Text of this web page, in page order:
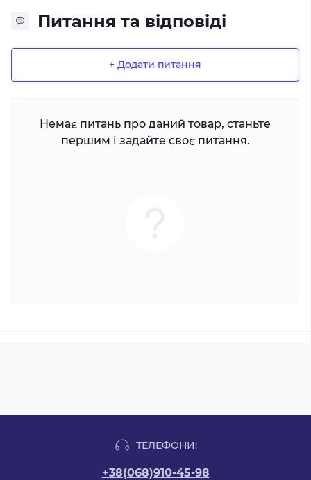
Питання та відповіді
+ Додати питання
Немає питань про даний товар, станьте
першим і задайте своє питання.
ТЕЛЕФОНИ:
+38(068)910-45-98